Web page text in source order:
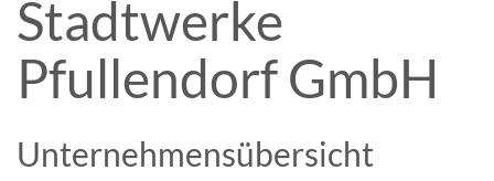
Stadtwerke
Pfullendorf GmbH
Unternehmensübersicht